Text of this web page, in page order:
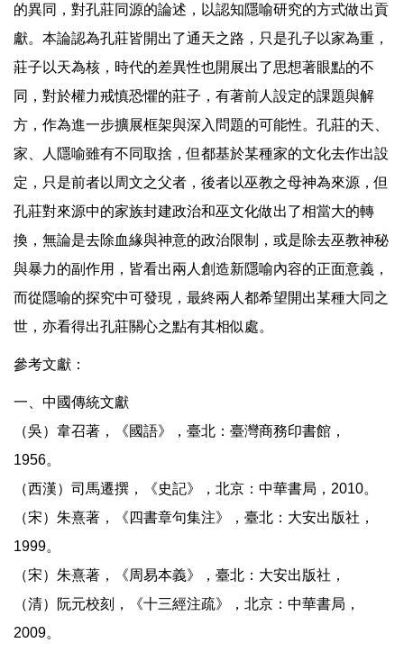
的異同，對孔莊同源的論述，以認知隱喻研究的方式做出貢
獻。本論認為孔莊皆開出了通天之路，只是孔子以家為重，
莊子以天為核，時代的差異性也開展出了思想著眼點的不
同，對於權力戒慎恐懼的莊子，有著前人設定的課題與解
方，作為進一步擴展框架與深入問題的可能性。孔莊的天、
家、人隱喻雖有不同取捨，但都基於某種家的文化去作出設
定，只是前者以周文之父者，後者以巫教之母神為來源，但
孔莊對來源中的家族封建政治和巫文化做出了相當大的轉
換，無論是去除血緣與神意的政治限制，或是除去巫教神秘
與暴力的副作用，皆看出兩人創造新隱喻內容的正面意義，
而從隱喻的探究中可發現，最終兩人都希望開出某種大同之
世，亦看得出孔莊關心之點有其相似處。
參考文獻：
一、中國傳統文獻
（吳）韋召著，《國語》，臺北：臺灣商務印書館，
1956。
（西漢）司馬遷撰，《史記》，北京：中華書局，2010。
（宋）朱熹著，《四書章句集注》，臺北：大安出版社，
1999。
（宋）朱熹著，《周易本義》，臺北：大安出版社，
（清）阮元校刻，《十三經注疏》，北京：中華書局，
2009。